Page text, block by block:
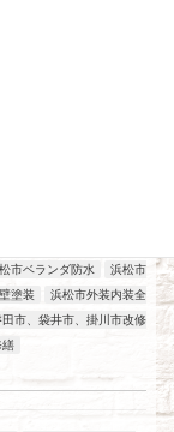
市ベランダ防水
浜松市
塗装
浜松市外装内装全
田市、袋井市、掛川市改修
繕